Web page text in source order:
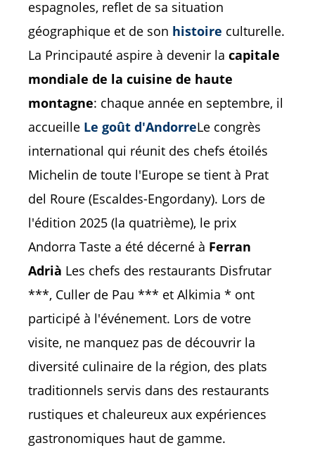
espagnoles, reflet de sa situation
géographique et de son histoire culturelle.
La Principauté aspire à devenir la capitale
mondiale de la cuisine de haute
montagne: chaque année en septembre, il
accueille Le goût d'AndorreLe congrès
international qui réunit des chefs étoilés
Michelin de toute l'Europe se tient à Prat
del Roure (Escaldes-Engordany). Lors de
l'édition 2025 (la quatrième), le prix
Andorra Taste a été décerné à Ferran
Adrià Les chefs des restaurants Disfrutar
***, Culler de Pau *** et Alkimia * ont
participé à l'événement. Lors de votre
visite, ne manquez pas de découvrir la
diversité culinaire de la région, des plats
traditionnels servis dans des restaurants
rustiques et chaleureux aux expériences
gastronomiques haut de gamme.